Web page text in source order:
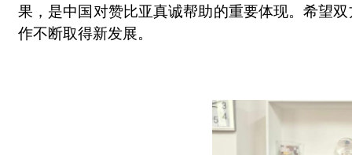
果，是中国对赞比亚真诚帮助的重要体现。希望
作不断取得新发展。